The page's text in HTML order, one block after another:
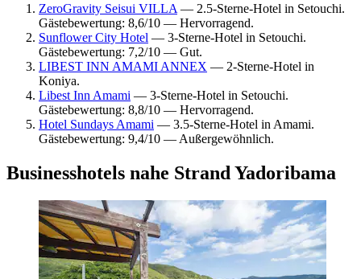
ZeroGravity Seisui VILLA — 2.5-Sterne-Hotel in Setouchi.
Gästebewertung: 8,6/10 — Hervorragend.
Sunflower City Hotel — 3-Sterne-Hotel in Setouchi.
Gästebewertung: 7,2/10 — Gut.
LIBEST INN AMAMI ANNEX — 2-Sterne-Hotel in
Koniya.
Libest Inn Amami — 3-Sterne-Hotel in Setouchi.
Gästebewertung: 8,8/10 — Hervorragend.
Hotel Sundays Amami — 3.5-Sterne-Hotel in Amami.
Gästebewertung: 9,4/10 — Außergewöhnlich.
Businesshotels nahe Strand Yadoribama